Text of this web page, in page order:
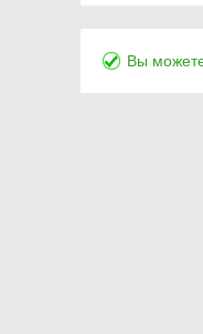
Вы